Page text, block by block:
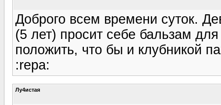
Доброго всем времени суток.
(5 лет) просит себе бальзам
положить, что бы и клубникой
:repa:
Лу4истая